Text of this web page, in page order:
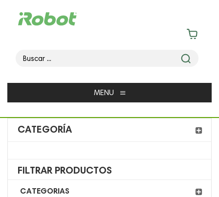
MENU ≡
CATEGORÍA
FILTRAR PRODUCTOS
CATEGORIAS